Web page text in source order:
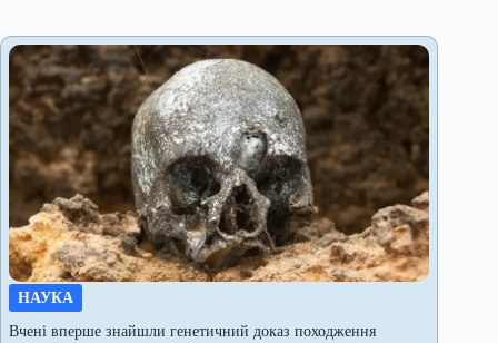
НАУКА
Вчені вперше знайшли генетичний доказ походження